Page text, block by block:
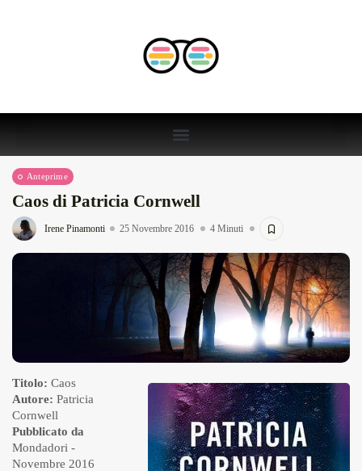
Anteprime
Caos di Patricia Cornwell
Irene Pinamonti 25 Novembre 2016 4 Minuti
Titolo: Caos
Autore: Patricia
Cornwell
Pubblicato da
Mondadori -
Novembre 2016